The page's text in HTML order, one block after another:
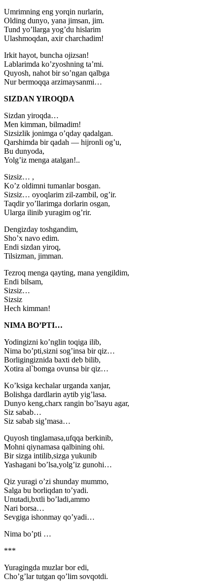
Umrimning eng yorqin nurlarin,
Olding dunyo, yana jimsan, jim.
Tund yo’llarga yog’du hislarim
Ulashmoqdan, axir charchadim!
Irkit hayot, buncha ojizsan!
Lablarimda ko’zyoshning ta’mi.
Quyosh, nahot bir so’ngan qalbga
Nur bermoqqa arzimaysanmi…
SIZDAN YIROQDA
Sizdan yiroqda…
Men kimman, bilmadim!
Sizsizlik jonimga o’qday qadalgan.
Qarshimda bir qadah — hijronli og’u,
Bu dunyoda,
Yolg’iz menga atalgan!..
Sizsiz… ,
Ko’z oldimni tumanlar bosgan.
Sizsiz… oyoqlarim zil-zambil, og’ir.
Taqdir yo’llarimga dorlarin osgan,
Ularga ilinib yuragim og’rir.
Dengizday toshgandim,
Sho’x navo edim.
Endi sizdan yiroq,
Tilsizman, jimman.
Tezroq menga qayting, mana yengildim,
Endi bilsam,
Sizsiz…
Sizsiz
Hech kimman!
NIMA BO’PTI…
Yodingizni ko’nglin toqiga ilib,
Nima bo’pti,sizni sog’insa bir qiz…
Borligingiznida baxti deb bilib,
Xotira al`bomga ovunsa bir qiz…
Ko’ksiga kechalar urganda xanjar,
Bolishga dardlarin aytib yig’lasa.
Dunyo keng,charx rangin bo’lsayu agar,
Siz sabab…
Siz sabab sig’masa…
Quyosh tinglamasa,ufqqa berkinib,
Mohni qiynamasa qalbining ohi.
Bir sizga intilib,sizga yukunib
Yashagani bo’lsa,yolg’iz gunohi…
Qiz yuragi o’zi shunday mummo,
Salga bu borliqdan to’yadi.
Unutadi,bxtli bo’ladi,ammo
Nari borsa…
Sevgiga ishonmay qo’yadi…
Nima bo’pti …
***
Yuragingda muzlar bor edi,
Cho’g’lar tutgan qo’lim sovqotdi.